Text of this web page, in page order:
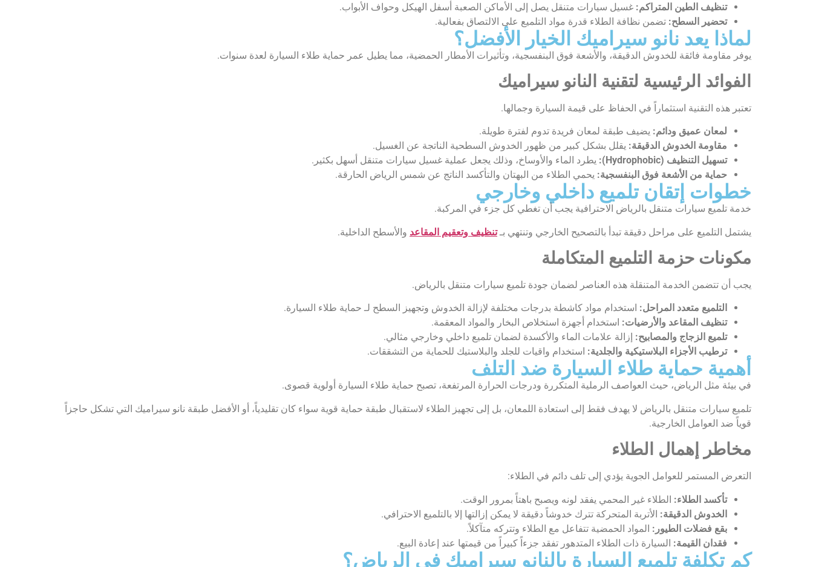
تنظيف الطين المتراكم: غسيل سيارات متنقل يصل إلى الأماكن الصعبة أسفل الهيكل وحواف الأبواب.
تحضير السطح: تضمن نظافة الطلاء قدرة مواد التلميع على الالتصاق بفعالية.
لماذا يعد نانو سيراميك الخيار الأفضل؟
يوفر مقاومة فائقة للخدوش الدقيقة، والأشعة فوق البنفسجية، وتأثيرات الأمطار الحمضية، مما يطيل عمر حماية طلاء السيارة لعدة سنوات.
الفوائد الرئيسية لتقنية النانو سيراميك
تعتبر هذه التقنية استثماراً في الحفاظ على قيمة السيارة وجمالها.
لمعان عميق ودائم: يضيف طبقة لمعان فريدة تدوم لفترة طويلة.
مقاومة الخدوش الدقيقة: يقلل بشكل كبير من ظهور الخدوش السطحية الناتجة عن الغسيل.
تسهيل التنظيف (Hydrophobic):
يطرد الماء والأوساخ، وذلك يجعل عملية غسيل سيارات متنقل أسهل بكثير.
حماية من الأشعة فوق البنفسجية: يحمي الطلاء من البهتان والتأكسد الناتج عن شمس الرياض الحارقة.
خطوات إتقان تلميع داخلي وخارجي
خدمة تلميع سيارات متنقل بالرياض الاحترافية يجب أن تغطي كل جزء في المركبة.
يشتمل التلميع على مراحل دقيقة تبدأ بالتصحيح الخارجي وتنتهي بـتنظيف وتعقيم المقاعد والأسطح الداخلية.
مكونات حزمة التلميع المتكاملة
يجب أن تتضمن الخدمة المتنقلة هذه العناصر لضمان جودة تلميع سيارات متنقل بالرياض.
التلميع متعدد المراحل: استخدام مواد كاشطة بدرجات مختلفة لإزالة الخدوش وتجهيز السطح لـ حماية طلاء السيارة.
تنظيف المقاعد والأرضيات: استخدام أجهزة استخلاص البخار والمواد المعقمة.
تلميع الزجاج والمصابيح: إزالة علامات الماء والأكسدة لضمان تلميع داخلي وخارجي مثالي.
ترطيب الأجزاء البلاستيكية والجلدية: استخدام واقيات للجلد والبلاستيك للحماية من التشققات.
أهمية حماية طلاء السيارة ضد التلف
في بيئة مثل الرياض، حيث العواصف الرملية المتكررة ودرجات الحرارة المرتفعة، تصبح حماية طلاء السيارة أولوية قصوى.
تلميع سيارات متنقل بالرياض لا يهدف فقط إلى استعادة اللمعان، بل إلى تجهيز الطلاء لاستقبال طبقة حماية قوية سواء كان تقليدياً، أو الأفضل طبقة نانو سيراميك التي تشكل حاجزاً
قوياً ضد العوامل الخارجية.
مخاطر إهمال الطلاء
التعرض المستمر للعوامل الجوية يؤدي إلى تلف دائم في الطلاء:
تأكسد الطلاء: الطلاء غير المحمي يفقد لونه ويصبح باهتاً بمرور الوقت.
الخدوش الدقيقة: الأتربة المتحركة تترك خدوشاً دقيقة لا يمكن إزالتها إلا بالتلميع الاحترافي.
بقع فضلات الطيور: المواد الحمضية تتفاعل مع الطلاء وتتركه متآكلاً.
فقدان القيمة: السيارة ذات الطلاء المتدهور تفقد جزءاً كبيراً من قيمتها عند إعادة البيع.
كم تكلفة تلميع السيارة بالنانو سيراميك في الرياض؟